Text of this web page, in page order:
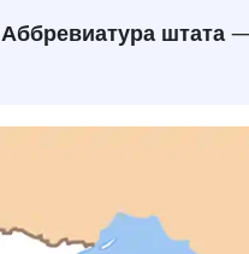
Аббревиатура штата